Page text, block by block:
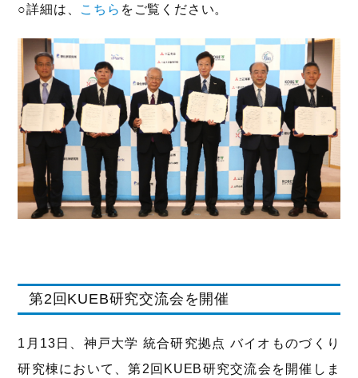
○詳細は、 こちら をご覧ください。
第2回KUEB研究交流会を開催
1月13日、神戸大学 統合研究拠点 バイオものづくり
研究棟において、第2回KUEB研究交流会を開催しま